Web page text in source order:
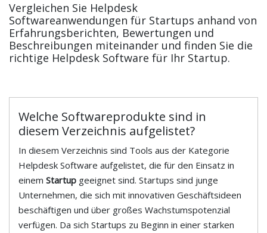
Vergleichen Sie Helpdesk
Softwareanwendungen für Startups anhand von
Erfahrungsberichten, Bewertungen und
Beschreibungen miteinander und finden Sie die
richtige Helpdesk Software für Ihr Startup.
Welche Softwareprodukte sind in
diesem Verzeichnis aufgelistet?
In diesem Verzeichnis sind Tools aus der Kategorie
Helpdesk Software aufgelistet, die für den Einsatz in
einem Startup geeignet sind. Startups sind junge
Unternehmen, die sich mit innovativen Geschäftsideen
beschäftigen und über großes Wachstumspotenzial
verfügen. Da sich Startups zu Beginn in einer starken